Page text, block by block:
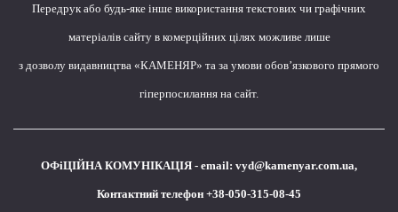
Передрук або будь-яке інше використання текстових чи графічних
матеріалів сайту в комерційних цілях можливе лише
з дозволу видавництва «КАМЕНЯР» та за умови обов’язкового прямого
гіперпосилання на сайт.
ОФіЦІЙНА КОМУНІКАЦІЯ - email: vyd@kamenyar.com.ua,
Контактний телефон +38-050-315-08-45